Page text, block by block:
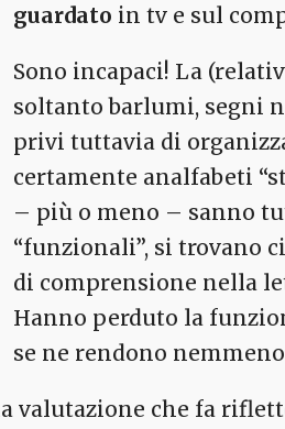
guardato in tv e sul
Sono incapaci! La
soltanto barlumi, segni
privi tuttavia di
certamente analfabeti
– più o meno – sanno
“funzionali”, si trovano
di comprensione nella
Hanno perduto la
se ne rendono
valutazione che fa